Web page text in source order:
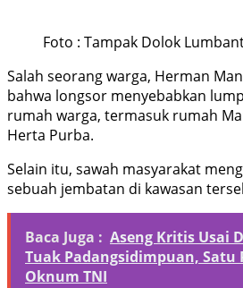
Foto : Tampak Dolok
Salah seorang warga, Herman
bahwa longsor menyebabkan
rumah warga, termasuk rumah
Herta Purba.
Selain itu, sawah masyarakat
sebuah jembatan di kawasan
Baca Juga : Aseng Kritis Usai
Tuak Padangsidimpuan, Satu
Oknum TNI